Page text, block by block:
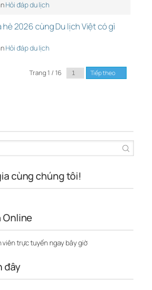
Hỏi đáp du lịch
hè 2026 cùng Du lịch Việt có gì
Hỏi đáp du lịch
Trang 1 / 16 Tiếp theo
cùng chúng tôi!
Online
viên trực tuyến ngay bây giờ
đây